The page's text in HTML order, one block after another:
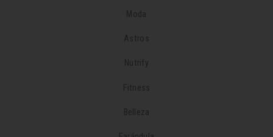
Moda
Astros
Nutrify
Fitness
Belleza